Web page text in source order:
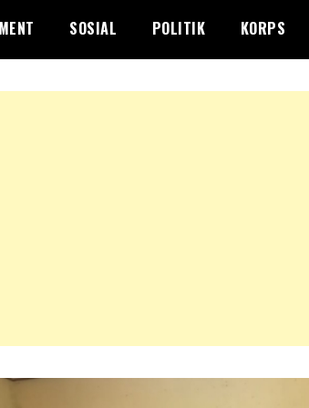
SOSIAL POLITIK KORPS